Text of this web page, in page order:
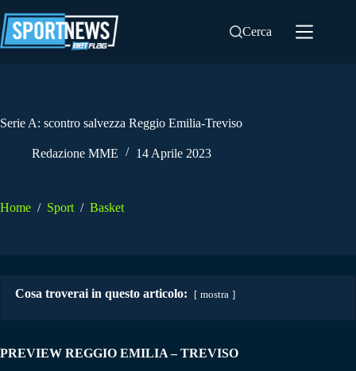
al
contenuto
Cerca
Serie A: scontro salvezza Reggio Emilia-Treviso
Redazione MME 14 Aprile 2023
Home / Sport / Basket
Cosa troverai in questo articolo: mostra
PREVIEW REGGIO EMILIA – TREVISO